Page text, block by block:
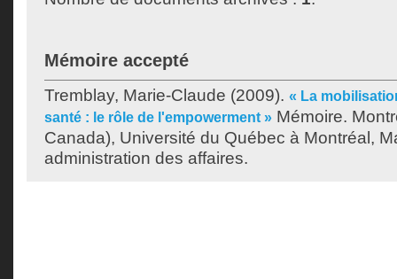
Mémoire accepté
Tremblay, Marie-Claude (2009). « La
santé : le rôle de l'empowerment » Mémoire.
Canada), Université du Québec à Montréal,
administration des affaires.